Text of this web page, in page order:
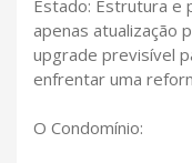
Estado: Estrutura e
apenas atualização
upgrade previsível
enfrentar uma
O Condomínio: